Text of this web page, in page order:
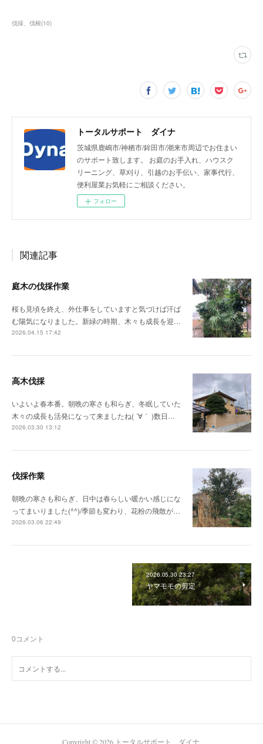
伐採、伐根(10)
トータルサポート ダイナ
茨城県鹿嶋市/神栖市/鉾田市/潮来市周辺でお住まい
のサポート致します。 お庭のお手入れ、ハウスク
リーニング、草刈り、引越のお手伝い、家事代行、
便利屋業お気軽にご相談ください。
フォロー
関連記事
庭木の伐採作業
桜も見頃を終え、外仕事をしていますと気づけば汗ば
む陽気になりました。新緑の時期、木々も成長を迎…
2026.04.15 17:42
高木伐採
いよいよ春本番。朝晩の寒さも和らぎ、冬眠していた
木々の成長も活発になって来ましたね( ´∀｀ )数日…
2026.03.30 13:12
伐採作業
朝晩の寒さも和らぎ、日中は春らしい暖かい感じにな
ってまいりました(^^)/季節も変わり、花粉の飛散が…
2026.03.06 22:49
2026.05.30 23:27
ヤマモモの剪定
0コメント
Copyright ©2026 トータルサポート ダイナ.